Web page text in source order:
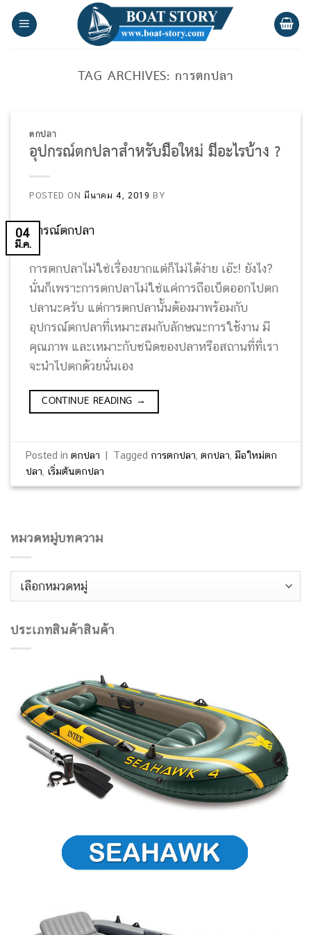
Skip
TAG ARCHIVES: การตกปลา
ตกปลา
อุปกรณ์ตกปลาสำหรับมือใหม่ มีอะไรบ้าง ?
POSTED ON มีนาคม 4, 2019 BY
04
มี.ค.
การตกปลาไม่ใช่เรื่องยากแต่ก็ไม่ได้ง่าย เอ๊ะ! ยังไง?
นั่นก็เพราะการตกปลาไม่ใช่แค่การถือเบ็ดออกไปตก
ปลานะครับ แต่การตกปลานั้นต้องมาพร้อมกับ
อุปกรณ์ตกปลาที่เหมาะสมกับลักษณะการใช้งาน มี
คุณภาพ และเหมาะกับชนิดของปลาหรือสถานที่ที่เรา
จะนำไปตกด้วยนั่นเอง
CONTINUE READING →
Posted in ตกปลา | Tagged การตกปลา ตกปลา มือใหม่ตก
ปลา เริ่มต้นตกปลา
หมวดหมู่บทความ
หมวด
ประเภทสินค้าสินค้า